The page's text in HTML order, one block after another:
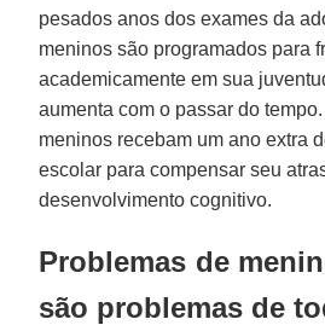
pesados anos dos exames da
meninos são programados para
academicamente em sua
aumenta com o passar do
meninos recebam um ano extra
escolar para compensar seu
desenvolvimento cognitivo.
Problemas de
são problemas de